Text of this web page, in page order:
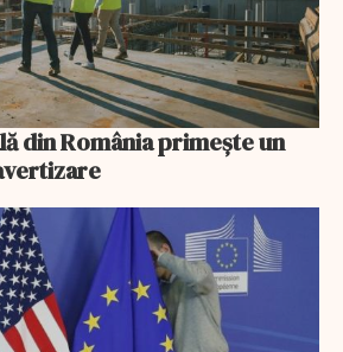
din România primește un